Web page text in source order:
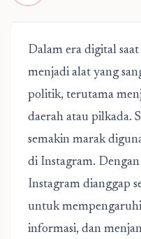
Dalam era digital
menjadi alat yang
politik, terutama
daerah atau pilkada.
semakin marak
di Instagram.
Instagram dianggap
untuk
informasi, dan